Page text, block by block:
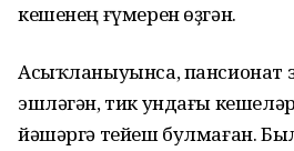
кешенең ғүмерен өҙгән.
Асыҡланыуынса, пансионат
эшләгән, тик ундағы
йәшәргә тейеш булмаған.